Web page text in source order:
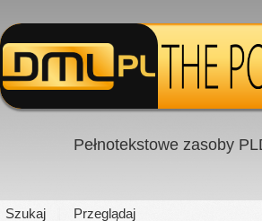
Pełnotekstowe zasoby
Szukaj Przeglądaj